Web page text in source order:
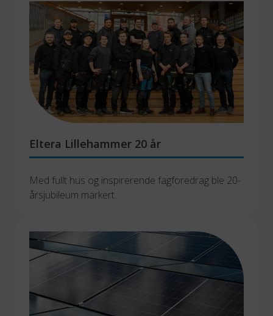
Eltera Lillehammer 20 år
Med fullt hus og inspirerende fagforedrag ble 20-
årsjubileum markert.